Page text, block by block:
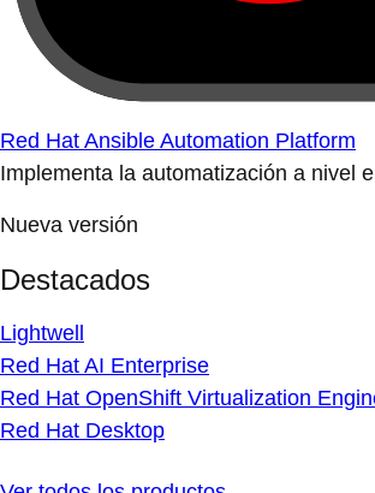
Red Hat Ansible Automation Platform
Implementa la automatización a nivel
Nueva versión
Destacados
Lightwell
Red Hat AI Enterprise
Red Hat OpenShift Virtualization
Red Hat Desktop